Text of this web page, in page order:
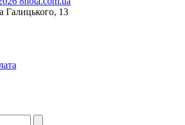
Галицького, 13